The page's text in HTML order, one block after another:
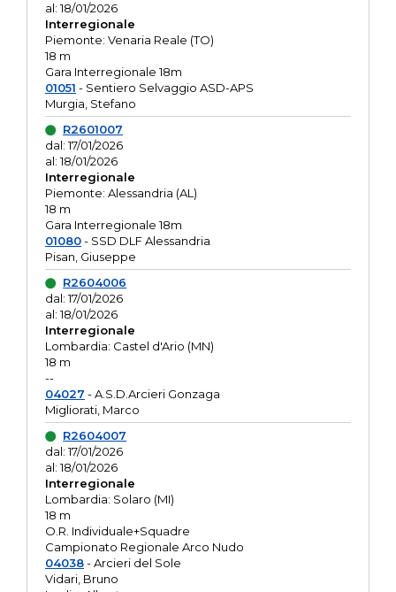
al: 18/01/2026
Interregionale
Piemonte: Venaria Reale (TO)
18 m
Gara Interregionale 18m
01051 - Sentiero Selvaggio ASD-APS
Murgia, Stefano
R2601007
dal: 17/01/2026
al: 18/01/2026
Interregionale
Piemonte: Alessandria (AL)
18 m
Gara Interregionale 18m
01080- SSD DLF Alessandria
Pisan, Giuseppe
R2604006
dal: 17/01/2026
al: 18/01/2026
Interregionale
Lombardia: Castel d'Ario (MN)
18 m
--
04027 - A.S.D.Arcieri Gonzaga
Migliorati, Marco
R2604007
dal: 17/01/2026
al: 18/01/2026
Interregionale
Lombardia: Solaro (MI)
18 m
O.R. Individuale+Squadre
Campionato Regionale Arco Nudo
04038- Arcieri del Sole
Vidari, Bruno